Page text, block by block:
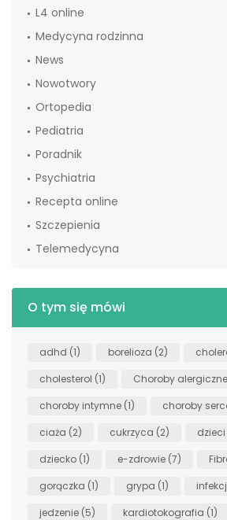
L4 online
Medycyna rodzinna
News
Nowotwory
Ortopedia
Pediatria
Poradnik
Psychiatria
Recepta online
Szczepienia
Telemedycyna
O tym się mówi
adhd (1) borelioza (2)
cholesterol (1) Choroby alergiczne
choroby intymne (1) choroby
ciaża (2) cukrzyca (2) dzieci
dziecko (1) e-zdrowie (7)
gorączka (1) grypa (1)
jedzenie (5) kardiotokografia (1)